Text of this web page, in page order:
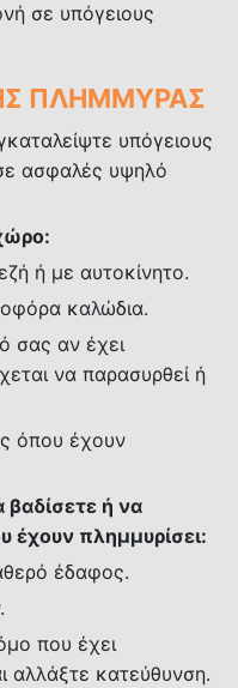
σε υπόγειους
ΠΛΗΜΜΥΡΑΣ
υπόγειους
ασφαλές υψηλό
ή με αυτοκίνητο.
καλώδια.
σας αν έχει
να παρασυρθεί ή
όπου έχουν
ή να
έχουν πλημμυρίσει:
έδαφος.
που έχει
αλλάξτε κατεύθυνση.